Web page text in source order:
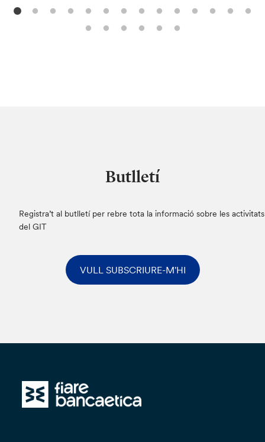
Butlletí
Registra’t al butlletí per rebre tota la informació sobre les activitats
del GIT
VULL SUBSCRIURE-M'HI